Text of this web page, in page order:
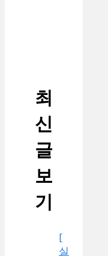
최
신
글
보
기
[
실